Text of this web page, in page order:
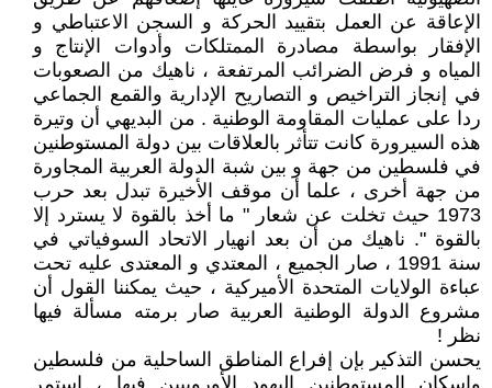
الإعاقة عن العمل بتقييد الحركة و السجن الاعتباطي و
الإفقار بواسطة مصادرة الممتلكات وأدوات الإنتاج و
المياه و فرض الضرائب المرتفعة ، ناهيك من الصعوبات
في إنجاز التراخيص و التصاريح الإدارية والقمع الجماعي
ردا على عمليات المقاومة الوطنية . من البديهي أن وتيرة
هذه السيرورة كانت تتأثر بالعلاقات بين دولة المستوطنين
في فلسطين من جهة و بين شبة الدولة العربية المجاورة
من جهة أخرى ، علما أن موقف الأخيرة تبدل بعد حرب
1973 حيث تخلت عن شعار " ما أخذ بالقوة لا يسترد إلا
بالقوة ". ناهيك من أن بعد انهيار الاتحاد السوفياتي في
سنة 1991 ، صار الجميع ، المعتدي و المعتدى عليه تحت
عباءة الولايات المتحدة الأميركية ، حيث يمكننا القول أن
مشروع الدولة الوطنية العربية صار برمته مسألة فيها
نظر !
يحسن التذكير بإن إفراع المناطق الساحلية من فلسطين